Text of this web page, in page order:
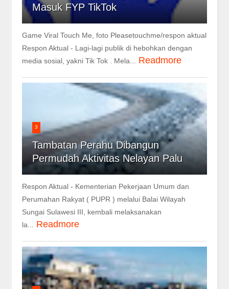
Masuk FYP TikTok
Game Viral Touch Me, foto Pleasetouchme/respon aktual
Respon Aktual - Lagi-lagi publik di hebohkan dengan
media sosial, yakni Tik Tok . Mela...
Readmore
3
Tambatan Perahu Dibangun
Permudah Aktivitas Nelayan Palu
Respon Aktual - Kementerian Pekerjaan Umum dan
Perumahan Rakyat ( PUPR ) melalui Balai Wilayah
Sungai Sulawesi III, kembali melaksanakan
la...
Readmore